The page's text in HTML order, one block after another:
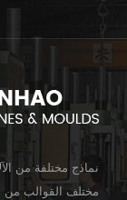
نماذج مختلفة من